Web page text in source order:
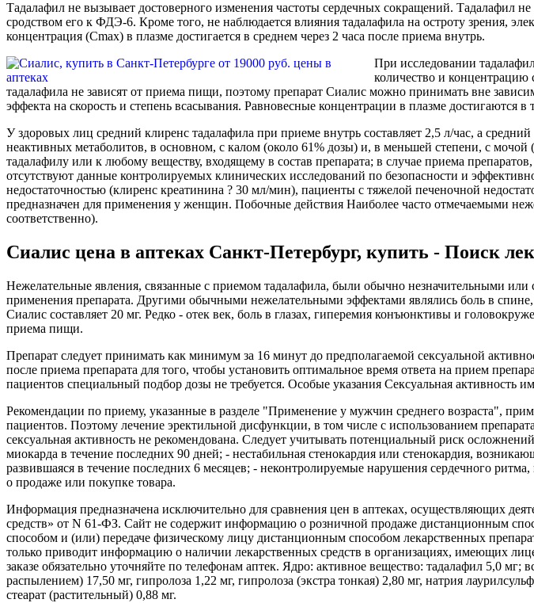
Тадалафил не вызывает достоверного изменения частоты сердечных сокращений. Тадалафил
сродством его к ФДЭ-6. Кроме того, не наблюдается влияния тадалафила на остроту зрения,
концентрация (Сmax) в плазме достигается в среднем через 2 часа после приема внутрь.
При исследовании
количество и
тадалафила не зависят от приема пищи, поэтому препарат Сиалис можно принимать вне
эффекта на скорость и степень всасывания. Равновесные концентрации в плазме достигаются
У здоровых лиц средний клиренс тадалафила при приеме внутрь составляет 2,5 л/час, а
неактивных метаболитов, в основном, с калом (около 61% дозы) и, в меньшей степени, с
тадалафилу или к любому веществу, входящему в состав препарата; в случае приема
отсутствуют данные контролируемых клинических исследований по безопасности и
недостаточностью (клиренс креатинина ? 30 мл/мин), пациенты с тяжелой печеночной
предназначен для применения у женщин. Побочные действия Наиболее часто отмечаемыми
соответственно).
Сиалис цена в аптеках Санкт-Петербург, купить - Поиск
Нежелательные явления, связанные с приемом тадалафила, были обычно незначительными
применения препарата. Другими обычными нежелательными эффектами являлись боль в
Сиалис составляет 20 мг. Редко - отек век, боль в глазах, гиперемия конъюнктивы и
приема пищи.
Препарат следует принимать как минимум за 16 минут до предполагаемой сексуальной
после приема препарата для того, чтобы установить оптимальное время ответа на прием
пациентов специальный подбор дозы не требуется. Особые указания Сексуальная активность
Рекомендации по приему, указанные в разделе "Применение у мужчин среднего возраста",
пациентов. Поэтому лечение эректильной дисфункции, в том числе с использованием
сексуальная активность не рекомендована. Следует учитывать потенциальный риск
миокарда в течение последних 90 дней; - нестабильная стенокардия или стенокардия,
развившаяся в течение последних 6 месяцев; - неконтролируемые нарушения сердечного
о продаже или покупке товара.
Информация предназначена исключительно для сравнения цен в аптеках, осуществляющих
средств» от N 61-ФЗ. Сайт не содержит информацию о розничной продаже дистанционным
способом и (или) передаче физическому лицу дистанционным способом лекарственных
только приводит информацию о наличии лекарственных средств в организациях, имеющих
заказе обязательно уточняйте по телефонам аптек. Ядро: активное вещество: тадалафил 5,0
распылением) 17,50 мг, гипролоза 1,22 мг, гипролоза (экстра тонкая) 2,80 мг, натрия
стеарат (растительный) 0,88 мг.